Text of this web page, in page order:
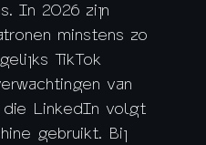
In 2026 zijn
minstens zo
TikTok
van
die LinkedIn volgt
gebruikt. Bij